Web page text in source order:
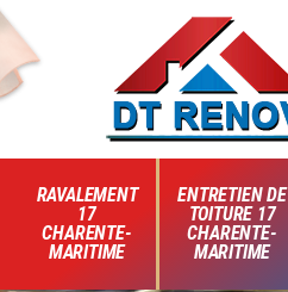
RAVALEMENT
17
CHARENTE-
MARITIME
ENTRETIEN DE
TOITURE 17
CHARENTE-
MARITIME